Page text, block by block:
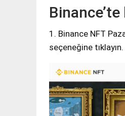
1. Binance NFT
seçeneğine tıklayın.